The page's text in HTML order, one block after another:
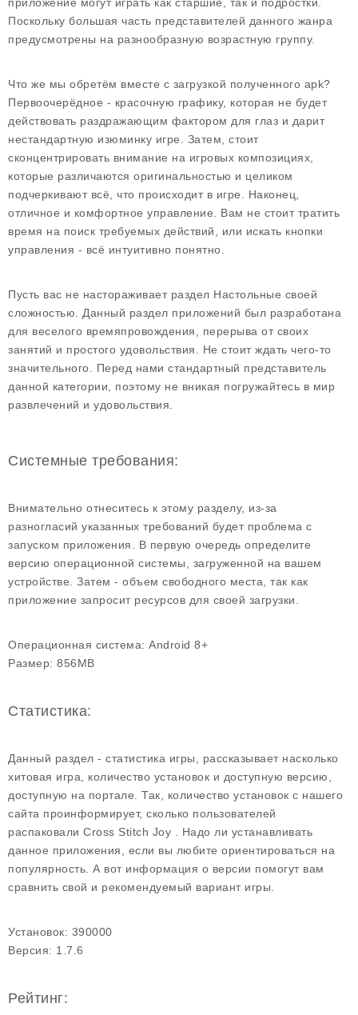
Поскольку большая часть представителей данного жанра
предусмотрены на разнообразную возрастную группу.
Что же мы обретём вместе с загрузкой полученного apk?
Первоочерёдное - красочную графику, которая не будет
действовать раздражающим фактором для глаз и дарит
нестандартную изюминку игре. Затем, стоит
сконцентрировать внимание на игровых композициях,
которые различаются оригинальностью и целиком
подчеркивают всё, что происходит в игре. Наконец,
отличное и комфортное управление. Вам не стоит тратить
время на поиск требуемых действий, или искать кнопки
управления - всё интуитивно понятно.
Пусть вас не настораживает раздел Настольные своей
сложностью. Данный раздел приложений был разработана
для веселого времяпровождения, перерыва от своих
занятий и простого удовольствия. Не стоит ждать чего-то
значительного. Перед нами стандартный представитель
данной категории, поэтому не вникая погружайтесь в мир
развлечений и удовольствия.
Системные требования:
Внимательно отнеситесь к этому разделу, из-за
разногласий указанных требований будет проблема с
запуском приложения. В первую очередь определите
версию операционной системы, загруженной на вашем
устройстве. Затем - объем свободного места, так как
приложение запросит ресурсов для своей загрузки.
Операционная система: Android 8+
Размер: 856MB
Статистика:
Данный раздел - статистика игры, рассказывает насколько
хитовая игра, количество установок и доступную версию,
доступную на портале. Так, количество установок с нашего
сайта проинформирует, сколько пользователей
распаковали Cross Stitch Joy . Надо ли устанавливать
данное приложения, если вы любите ориентироваться на
популярность. А вот информация о версии помогут вам
сравнить свой и рекомендуемый вариант игры.
Установок: 390000
Версия: 1.7.6
Рейтинг: